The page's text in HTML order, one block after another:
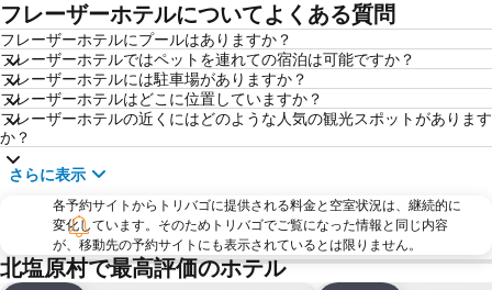
ウィル福島コンベンションホール
野地温泉
栗子国際スキー場
フレーザーホテルについてよくある質問
フレーザーホテルにプールはありますか？
フレーザーホテルではペットを連れての宿泊は可能ですか？
フレーザーホテルには駐車場がありますか？
フレーザーホテルはどこに位置していますか？
フレーザーホテルの近くにはどのような人気の観光スポットがあります
か？
さらに表示
各予約サイトからトリバゴに提供される料金と空室状況は、継続的に
変化しています。そのためトリバゴでご覧になった情報と同じ内容
が、移動先の予約サイトにも表示されているとは限りません。
北塩原村で最高評価のホテル